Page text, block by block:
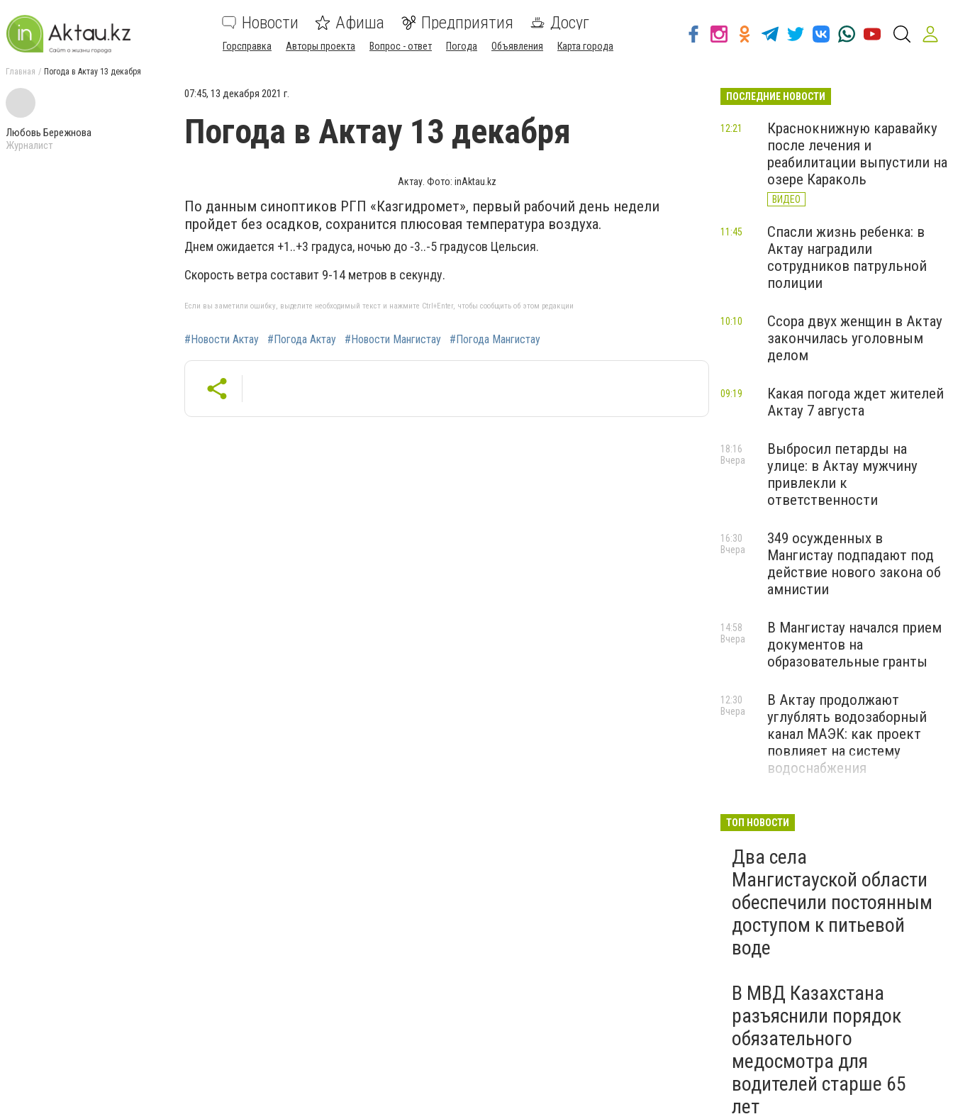
Новости Афиша Предприятия Досуг
Горсправка Авторы проекта Вопрос - ответ Погода Объявления Карта города
Главная Погода в Актау 13 декабря
Любовь Бережнова
Журналист
07:45, 13 декабря 2021 г.
Погода в Актау 13 декабря
Актау. Фото: inAktau.kz
По данным синоптиков РГП «Казгидромет», первый рабочий день недели
пройдет без осадков, сохранится плюсовая температура воздуха.
Днем ожидается +1..+3 градуса, ночью до -3..-5 градусов Цельсия.
Скорость ветра составит 9-14 метров в секунду.
Если вы заметили ошибку, выделите необходимый текст и нажмите Ctrl+Enter, чтобы сообщить об этом редакции
#Новости Актау #Погода Актау #Новости Мангистау #Погода Мангистау
ПОСЛЕДНИЕ НОВОСТИ
Краснокнижную каравайку
после лечения и
реабилитации выпустили на
озере Караколь
ВИДЕО
12:21
Спасли жизнь ребенка: в
Актау наградили
сотрудников патрульной
полиции
11:45
Ссора двух женщин в Актау
закончилась уголовным
делом
10:10
Какая погода ждет жителей
Актау 7 августа
09:19
Выбросил петарды на
улице: в Актау мужчину
привлекли к
ответственности
18:16
Вчера
349 осужденных в
Мангистау подпадают под
действие нового закона об
амнистии
16:30
Вчера
В Мангистау начался прием
документов на
образовательные гранты
14:58
Вчера
В Актау продолжают
углублять водозаборный
канал МАЭК: как проект
повлияет на систему
водоснабжения
12:30
Вчера
ТОП НОВОСТИ
Два села
Мангистауской области
обеспечили постоянным
доступом к питьевой
воде
В МВД Казахстана
разъяснили порядок
обязательного
медосмотра для
водителей старше 65
лет